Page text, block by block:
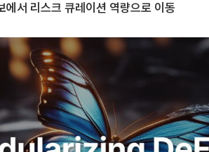
서 리스크 큐레이션 역량으로 이동